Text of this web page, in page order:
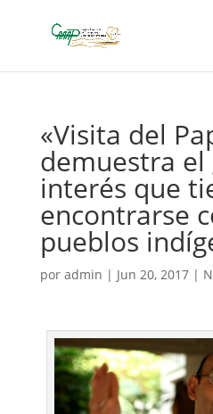
«Visita del
demuestra el
interés que
encontrarse
pueblos
por admin | Jun 20, 2017|